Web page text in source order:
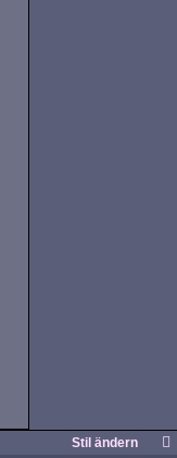
Stil ändern